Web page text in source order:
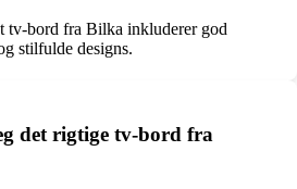
tv-bord fra Bilka inkluderer god
stilfulde designs.
det rigtige tv-bord fra